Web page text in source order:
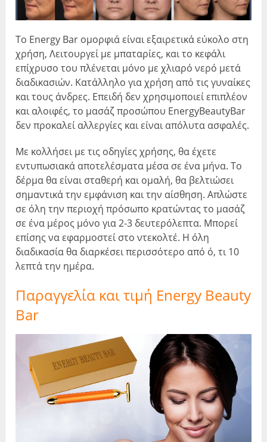
Το Energy Bar ομορφιά είναι εξαιρετικά εύκολο στη
χρήση, Λειτουργεί με μπαταρίες, και το κεφάλι
επίχρυσο του πλένεται μόνο με χλιαρό νερό μετά
διαδικασιών. Κατάλληλο για χρήση από τις γυναίκες
και τους άνδρες. Επειδή δεν χρησιμοποιεί επιπλέον
και αλοιφές, το μασάζ προσώπου EnergyBeautyBar
δεν προκαλεί αλλεργίες και είναι απόλυτα ασφαλές.
Με κολλήσει με τις οδηγίες χρήσης, θα έχετε
εντυπωσιακά αποτελέσματα μέσα σε ένα μήνα. Το
δέρμα θα είναι σταθερή και ομαλή, θα βελτιώσει
σημαντικά την εμφάνιση και την αίσθηση. Απλώστε
σε όλη την περιοχή πρόσωπο κρατώντας το μασάζ
σε ένα μέρος μόνο για 2-3 δευτερόλεπτα. Μπορεί
επίσης να εφαρμοστεί στο ντεκολτέ. Η όλη
διαδικασία θα διαρκέσει περισσότερο από ό, τι 10
λεπτά την ημέρα.
Παραγγελία και τιμή Energy Beauty
Bar